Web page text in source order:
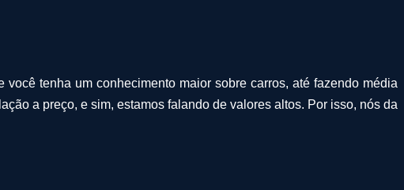
tenha um conhecimento maior sobre carros, até fazendo média
a preço, e sim, estamos falando de valores altos. Por isso, nós da